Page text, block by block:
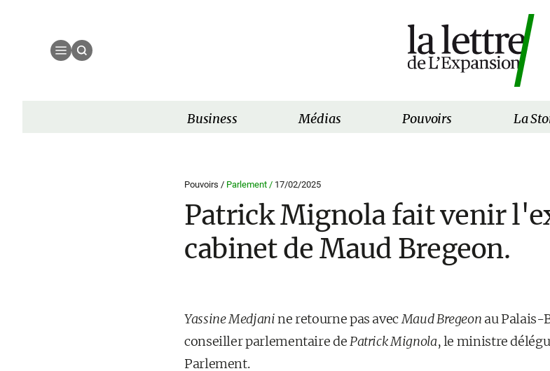
Business Médias Pouvoirs La
Pouvoirs / Parlement / 17/02/2025
Patrick Mignola fait venir
cabinet de Maud Bregeon.
Yassine Medjanine retourne pas avecMaud Bregeon au Palais-
conseiller parlementaire dePatrick Mignola, le ministre
Parlement.